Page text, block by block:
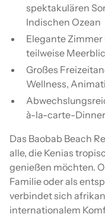
spektakulären
Indischen Ozean
Elegante Zimmer
teilweise
Großes
Wellness,
à-la-carte-
Das Baobab Beach
alle, die Kenias
genießen möchten.
Familie oder als
verbindet sich
internationalem